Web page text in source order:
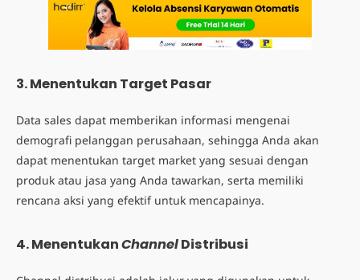
3. Menentukan Target Pasar
Data sales dapat memberikan informasi mengenai
demografi pelanggan perusahaan, sehingga Anda akan
dapat menentukan target market yang sesuai dengan
produk atau jasa yang Anda tawarkan, serta memiliki
rencana aksi yang efektif untuk mencapainya.
4. MenentukanChannelDistribusi